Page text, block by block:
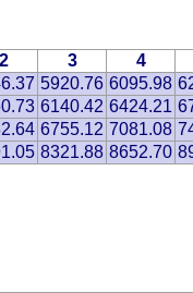
2 3 4
5920.76 6095.98
6140.42 6424.21
6755.12 7081.08
8321.88 8652.70